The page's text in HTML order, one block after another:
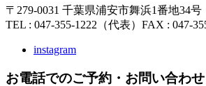
〒279-0031 千葉県浦安市舞浜1番地34号
TEL : 047-355-1222（代表） FAX : 047-
instagram
お電話でのご予約・お問い合わせ